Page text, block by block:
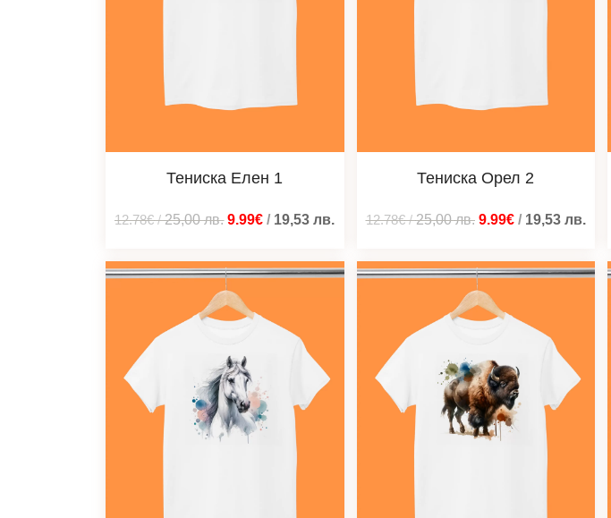
Тениска Елен 1
12.78€/25,00лв. 9.99€ / 19,53лв.
Тениска Орел 2
12.78€/25,00лв. 9.99€/ 19,53 лв.